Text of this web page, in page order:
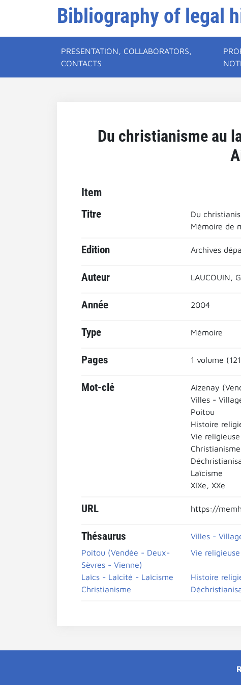
Bibliography of legal
PRESENTATION, COLLABORATORS,
CONTACTS
Du christianisme au
Item
Titre
Du
Mémoire de
Edition Archives
Auteur LAUCOUIN,
Année 2004
Type Mémoire
Pages 1 volume
Mot-clé
Aizenay
Villes -
Poitou
Histoire
Vie religieuse
Christianisme
Laïcisme
XIXe, XXe
URL https://
Thésaurus
Villes -
Poitou (Vendée - Deux-
Sèvres - Vienne)
Vie religieuse
Laïcs - Laïcité - Laïcisme
Histoire
Christianisme